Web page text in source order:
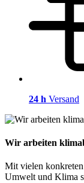
24 h Versand
Wir arbeiten
Mit vielen
Umwelt und Klima